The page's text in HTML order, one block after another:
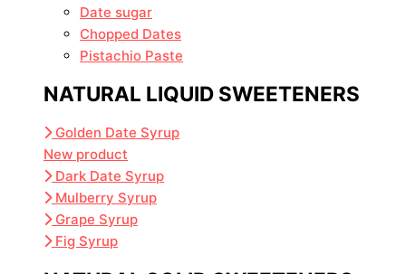
Date sugar
Chopped Dates
Pistachio Paste
NATURAL LIQUID SWEETENERS
Golden Date Syrup
New product
Dark Date Syrup
Mulberry Syrup
Grape Syrup
Fig Syrup